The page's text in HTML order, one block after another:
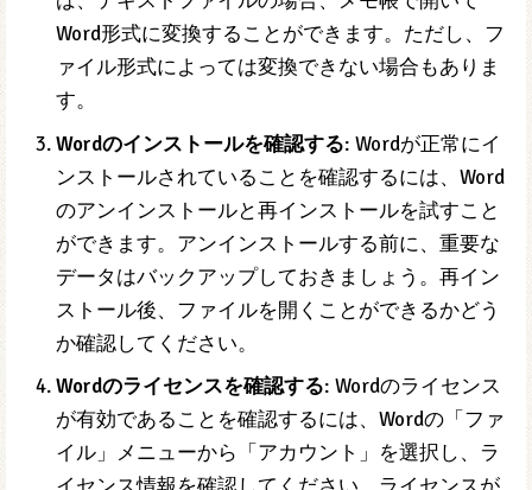
選択し、破損したファイルを選択して「開く」を
クリックします。Wordが自動的にファイルの修復
を試みます。修復できない場合は、別の方法でフ
ァイルを取得する必要があるかもしれません。
ファイル形式を確認する: ファイル形式がWordと
互換性がない場合は、他のアプリケーションで開
いてWord形式に変換することができます。例え
ば、テキストファイルの場合、メモ帳で開いて
Word形式に変換することができます。ただし、フ
ァイル形式によっては変換できない場合もありま
す。
Wordのインストールを確認する
: Wordが正常にイ
ンストールされていることを確認するには、Word
のアンインストールと再インストールを試すこと